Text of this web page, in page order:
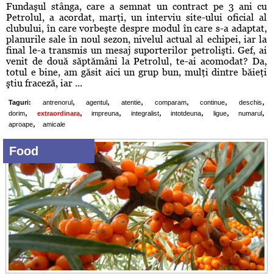
Fundaşul stânga, care a semnat un contract pe 3 ani cu
Petrolul, a acordat, marţi, un interviu site-ului oficial al
clubului, în care vorbeşte despre modul în care s-a adaptat,
planurile sale în noul sezon, nivelul actual al echipei, iar la
final le-a transmis un mesaj suporterilor petrolişti. Gef, ai
venit de două săptămâni la Petrolul, te-ai acomodat? Da,
totul e bine, am găsit aici un grup bun, mulţi dintre băieţi
ştiu fraceză, iar ...
Taguri: antrenorul, agentul , atentie, comparam, continue, deschis,
dorim, extraordinara, impreuna, integralist, intotdeuna, ligue, numarul ,
aproape, amicale
Food